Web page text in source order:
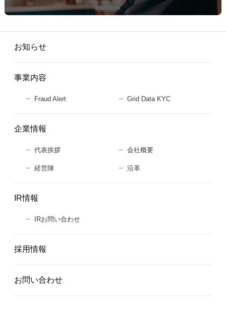
お知らせ
事業内容
Fraud Alert Grid Data KYC
企業情報
代表挨拶 会社概要
経営陣 沿革
IR情報
IRお問い合わせ
採用情報
お問い合わせ